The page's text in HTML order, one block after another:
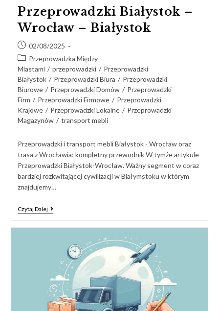
Przeprowadzki Białystok –
Wrocław – Białystok
02/08/2025
Przeprowadzka Między
Miastami / przeprowadzki / Przeprowadzki
Białystok / Przeprowadzki Biura / Przeprowadzki
Biurowe / Przeprowadzki Domów / Przeprowadzki
Firm / Przeprowadzki Firmowe / Przeprowadzki
Krajowe / Przeprowadzki Lokalne / Przeprowadzki
Magazynów / transport mebli
Przeprowadzki i transport mebli Białystok - Wrocław oraz
trasa z Wrocławia: kompletny przewodnik W tymże artykule
Przeprowadzki Białystok-Wrocław. Ważny segment w coraz
bardziej rozkwitającej cywilizacji w Białymstoku w którym
znajdujemy…
Czytaj Dalej